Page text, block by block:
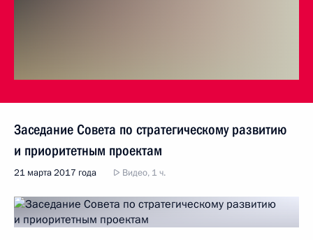
Заседание Совета по стратегическому развитию
и приоритетным проектам
21 марта 2017 года Видео, 1 ч.